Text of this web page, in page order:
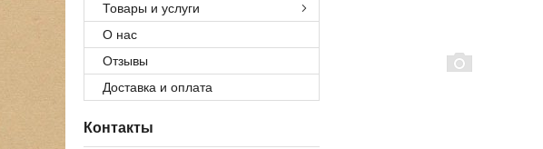
Товары и услуги
О нас
Отзывы
Доставка и оплата
Контакты